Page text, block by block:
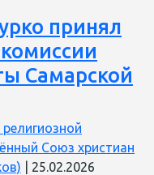
принял
Самарской
Союз христиан
25.02.2026